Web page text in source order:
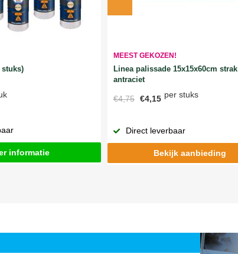
informatie
MEEST GEKOZEN!
Linea palissade 15x15x60cm strak
antraciet
€4,75 €4,15 per stuks
Direct leverbaar
Bekijk aanbieding